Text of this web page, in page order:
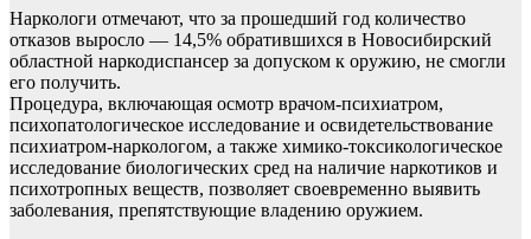
Наркологи отмечают, что за прошедший год количество
отказов выросло — 14,5% обратившихся в Новосибирский
областной наркодиспансер за допуском к оружию, не смогли
его получить.
Процедура, включающая осмотр врачом-психиатром,
психопатологическое исследование и освидетельствование
психиатром-наркологом, а также химико-токсикологическое
исследование биологических сред на наличие наркотиков и
психотропных веществ, позволяет своевременно выявить
заболевания, препятствующие владению оружием.